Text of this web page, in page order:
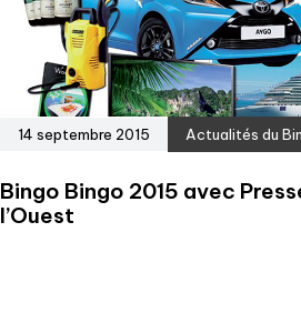
14 septembre 2015 Actualités du
Bingo Bingo 2015 avec
l’Ouest